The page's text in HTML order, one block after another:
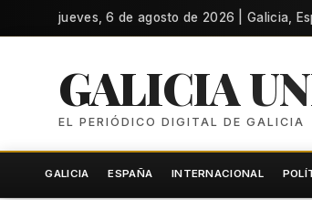
jueves, 6 de agosto de 2026 | Galicia,
GALICIA
EL PERIÓDICO DIGITAL DE GALICIA
GALICIA ESPAÑA INTERNACIONAL